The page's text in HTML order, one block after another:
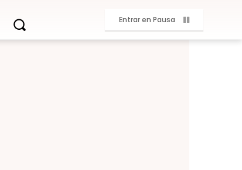
Entrar en Pausa